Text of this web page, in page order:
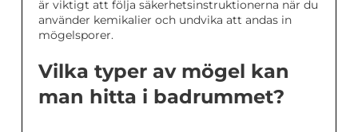
är viktigt att följa säkerhetsinstruktionerna när du
använder kemikalier och undvika att andas in
mögelsporer.
Vilka typer av mögel kan
man hitta i badrummet?